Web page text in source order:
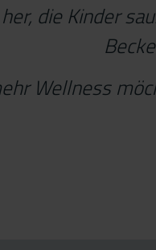
die Kinder
Wellness